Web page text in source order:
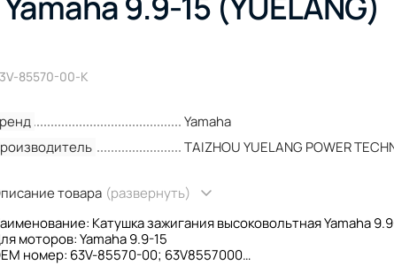
85570-00-K
Yamaha
TAIZHOU YUELANG POWER
товара (развернуть)
Катушка зажигания высоковольтная Yamaha
моторов: Yamaha 9.9-15
номер: 63V-85570-00; 63V8557000